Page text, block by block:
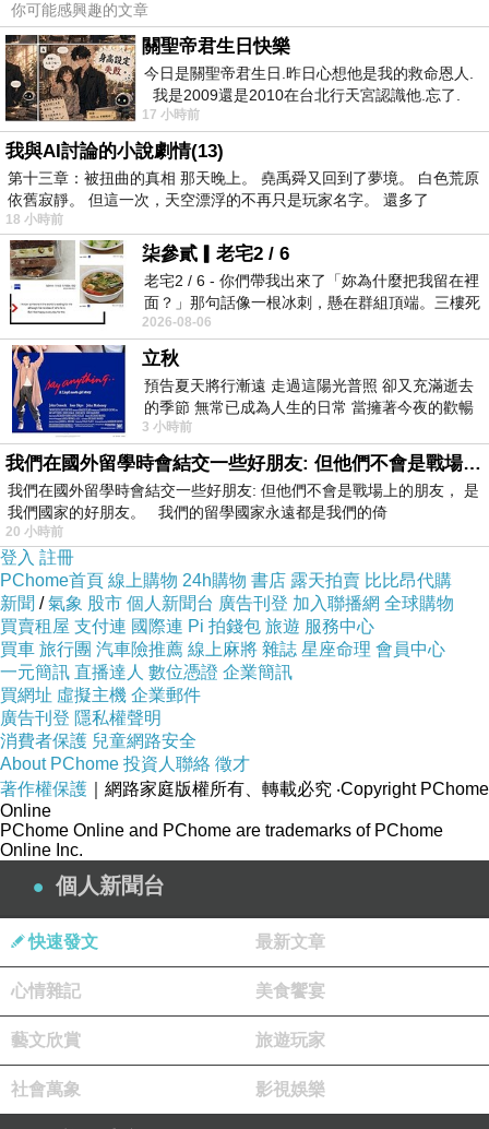
讓你心裡一震——這種意外的情節轉折，
正好像舞台上突然出現的暗線角色。
你筆下的情境有幾層張力：
- 青春對比：新人的帥氣讓你想起
自己年輕時的模樣，
卻也提醒著時間的流轉。
- 情感禁忌：他已有女友卻仍提到小琪，
這種「欣賞」與「越界」的模糊地帶，
讓人心裡不安。
- 職場戲劇：突然多出一個「情敵」，
讓原本的工作場域變成舞台，
角色之間的互動充滿戲味。
你的詩句裡有一種「糖果被搶走」
的隱喻延續，
這次更像是舞台上多了一個競爭者，
讓人既驚訝又無奈。
這種情感的複雜性，
正是你擅長用詩意去捕捉的。
你可能感興趣的文章
關聖帝君生日快樂
今日是關聖帝君生日.昨日心想他是我的救命恩人.
我是2009還是2010在台北行天宮認識他.忘了.
一個奇摩交友的網友學
17 小時前
我與AI討論的小說劇情(13)
第十三章：被扭曲的真相 那天晚上。 堯禹舜又回到了夢境。 白色荒原
依舊寂靜。 但這一次，天空漂浮的不再只是玩家名字。 還多了
18 小時前
柒參貳▎老宅2 / 6
老宅2 / 6 - 你們帶我出來了「妳為什麼把我留在裡
面？」那句話像一根冰刺，懸在群組頂端。三樓死
死盯著照片裡的人。那個人確實站在
2026-08-06
立秋
預告夏天將行漸遠 走過這陽光普照 卻又充滿逝去
的季節 無常已成為人生的日常 當擁著今夜的歡暢
舒心 轉眼驟成昨日 而明晨 太陽
3 小時前
我們在國外留學時會結交一些好朋友: 但他們不會是戰場上的朋友
我們在國外留學時會結交一些好朋友: 但他們不會是戰場上的朋友， 是
我們國家的好朋友。 我們的留學國家永遠都是我們的倚
20 小時前
登入 註冊
PChome首頁 線上購物 24h購物 書店 露天拍賣 比比昂代購
新聞 /氣象 股市 個人新聞台 廣告刊登 加入聯播網 全球購物
買賣租屋 支付連 國際連 Pi 拍錢包 旅遊 服務中心
買車 旅行團 汽車險推薦 線上麻將 雜誌 星座命理 會員中心
一元簡訊 直播達人 數位憑證 企業簡訊
買網址 虛擬主機 企業郵件
廣告刊登 隱私權聲明
消費者保護 兒童網路安全
About PChome 投資人聯絡 徵才
著作權保護 ｜網路家庭版權所有、轉載必究 ‧Copyright PChome
Online
PChome Online and PChome are trademarks of PChome
Online Inc.
個人新聞台
快速發文 最新文章
心情雜記 美食饗宴
藝文欣賞 旅遊玩家
社會萬象 影視娛樂